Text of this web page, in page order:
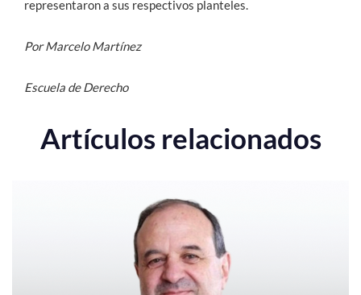
representaron a sus respectivos planteles.
Por Marcelo Martínez
Escuela de Derecho
Artículos relacionados